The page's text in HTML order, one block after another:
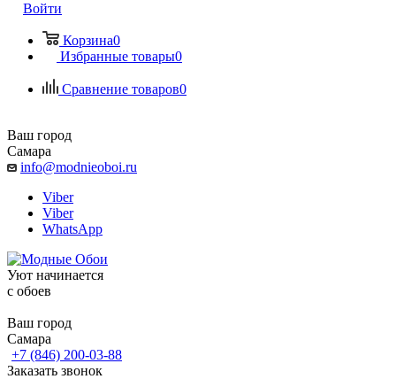
Войти
Корзина0
Избранные товары0
Сравнение товаров0
Ваш город
Самара
info@modnieoboi.ru
Viber
Viber
WhatsApp
Уют начинается
c обоев
Ваш город
Самара
+7 (846) 200-03-88
Заказать звонок